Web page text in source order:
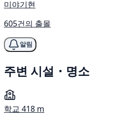
미야기현
605건의 출몰
알림
주변 시설・명소
학교 418 m